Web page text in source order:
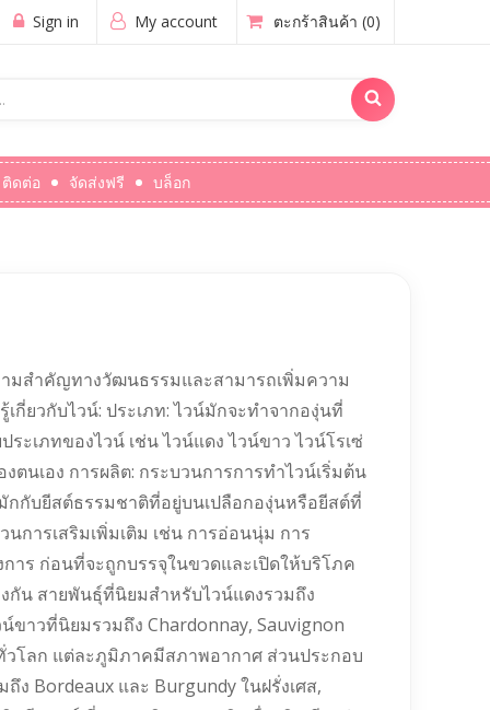
My account
Sign in ตะกร้าสินค้า (0)
ติดต่อ จัดส่งฟรี บล็อก
มสำคัญทางวัฒนธรรมและสามารถเพิ่มความ
ยวกับไวน์: ประเภท: ไวน์มักจะทำจากองุ่นที่
ะเภทของไวน์ เช่น ไวน์แดง ไวน์ขาว ไวน์โรเซ่
นเอง การผลิต: กระบวนการการทำไวน์เริ่มต้น
กกับยีสต์ธรรมชาติที่อยู่บนเปลือกองุ่นหรือยีสต์ที่
การเสริมเพิ่มเติม เช่น การอ่อนนุ่ม การ
ร ก่อนที่จะถูกบรรจุในขวดและเปิดให้บริโภค
น สายพันธุ์ที่นิยมสำหรับไวน์แดงรวมถึง
าวที่นิยมรวมถึง Chardonnay, Sauvignon
โลก แต่ละภูมิภาคมีสภาพอากาศ ส่วนประกอบ
Bordeaux และ Burgundy ในฝรั่งเศส,